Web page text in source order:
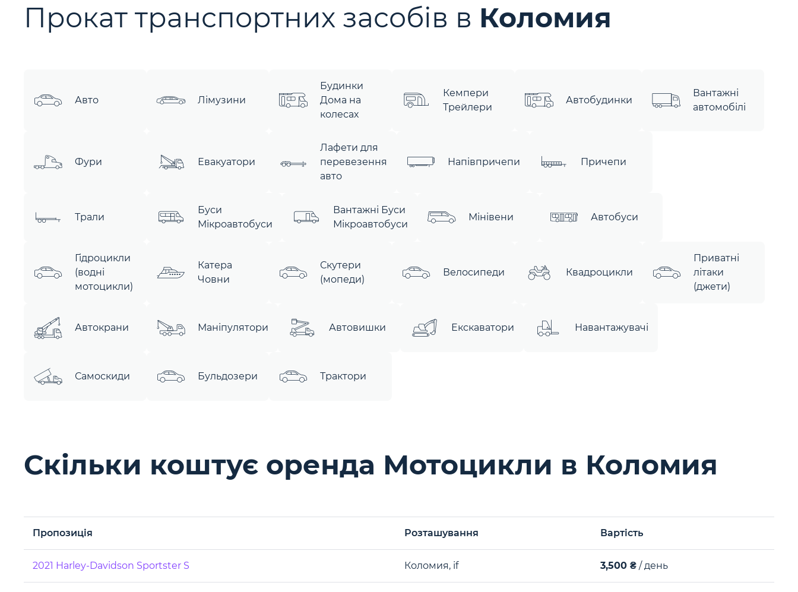
Прокат транспортних засобів в Коломия
Авто Лімузини
Будинки
Дома на
колесах
Кемпери
Трейлери
Автобудинки
Вантажні
автомобілі
Фури Евакуатори
Лафети для
перевезення
авто
Напівпричепи Причепи
Трали
Буси
Мікроавтобуси
Вантажні Буси
Мікроавтобуси
Мінівени Автобуси
Гідроцикли
(водні
мотоцикли)
Катера
Човни
Скутери
(мопеди)
Велосипеди Квадроцикли
Приватні
літаки
(джети)
Автокрани Маніпулятори Автовишки Екскаватори Навантажувачі
Самоскиди Бульдозери Трактори
Скільки коштує оренда Мотоцикли в Коломия
Пропозиція Розташування Вартість
2021 Harley-Davidson Sportster S Коломия, if 3,500 ₴ / день